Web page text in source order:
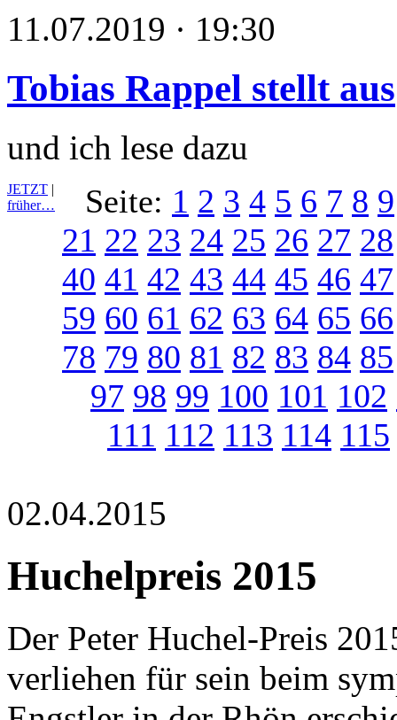
11.07.2019 · 19:30
Tobias Rappel stellt aus
und ich lese dazu
JETZT |
früher…
Seite: 1 2 3 4 5 6 7 8 9
21 22 23 24 25 26 27 28
40 41 42 43 44 45 46 47
59 60 61 62 63 64 65 66
78 79 80 81 82 83 84 85
97 98 99 100 101 102
111 112 113 114 115
02.04.2015
Huchelpreis 2015
Der Peter Huchel-Preis
verliehen für sein beim